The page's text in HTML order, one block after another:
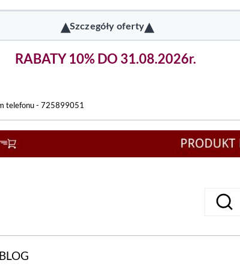
▴Szczegóły oferty▴
RABATY 10% DO 31.08.2026r.
telefonu - 725899051
BLOG